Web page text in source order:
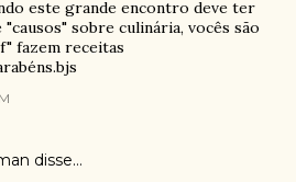
este grande encontro deve ter
sobre culinária, vocês são
fazem receitas
disse…